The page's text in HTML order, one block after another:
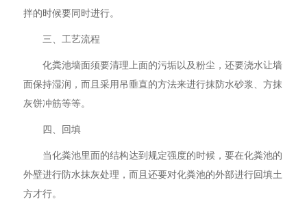
拌的时候要同时进行。
三、工艺流程
化粪池墙面须要清理上面的污垢以及粉尘，还要浇水让墙
面保持湿润，而且采用吊垂直的方法来进行抹防水砂浆、方抹
灰饼冲筋等等。
四、回填
当化粪池里面的结构达到规定强度的时候，要在化粪池的
外壁进行防水抹灰处理，而且还要对化粪池的外部进行回填土
方才行。